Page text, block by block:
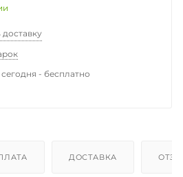
доставку
- бесплатно
ДОСТАВКА